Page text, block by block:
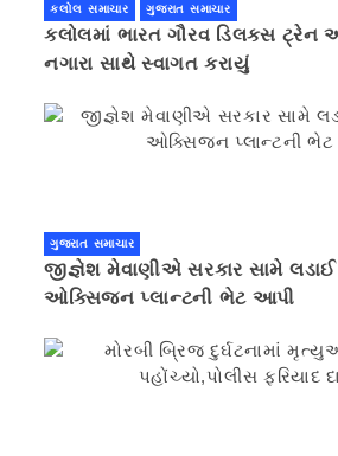
કલોલ સમાચાર ગુજરાત સમાચાર
કલોલમાં ભારત ગૌરવ ડિલક્સ ટ્રેન
નગારા સાથે સ્વાગત કરાયું
ગુજરાત સમાચાર
જીજ્ઞેશ મેવાણીએ સરકાર સામે
ઓક્સિજન પ્લાન્ટની ભેટ આપી